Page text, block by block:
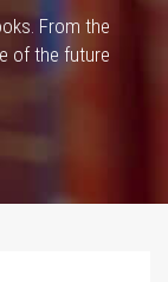
From the
of the future